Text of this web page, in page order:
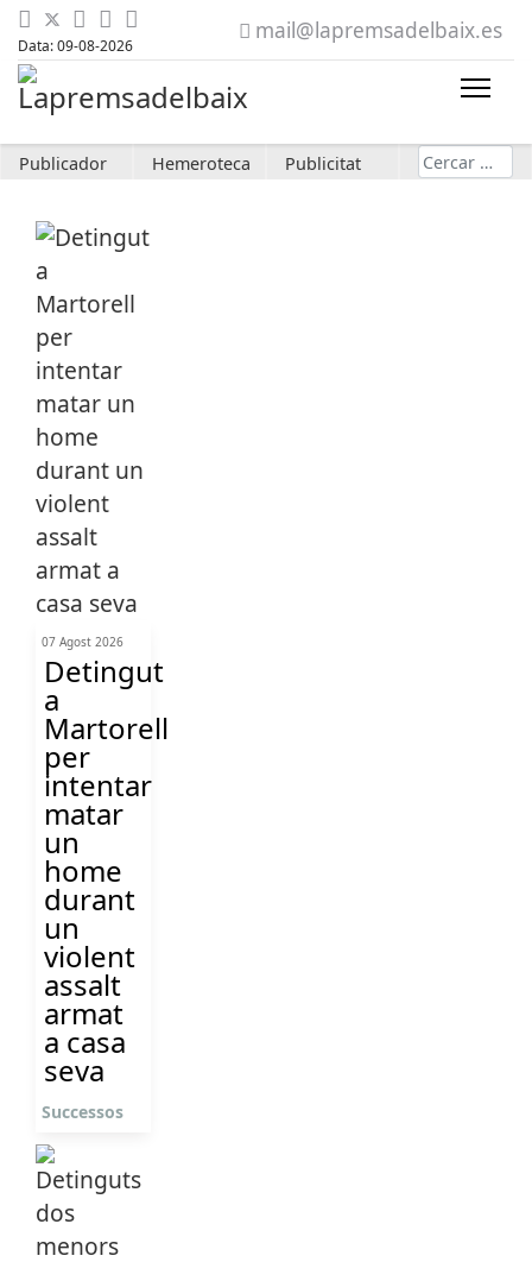
Data: 09-08-2026
mail@lapremsadelbaix.es
Publicador Hemeroteca Publicitat Cerca
07 Agost 2026
Detingut
a
Martorell
per
intentar
matar
un
home
durant
un
violent
assalt
armat
a casa
seva
Successos